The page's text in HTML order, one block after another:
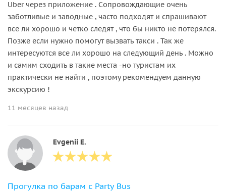
Uber через приложение . Сопровождающие очень
заботливые и заводные , часто подходят и спрашивают
все ли хорошо и четко следят , что бы никто не потерялся.
Позже если нужно помогут вызвать такси . Так же
интересуются все ли хорошо на следующий день . Можно
и самим сходить в такие места -но туристам их
практически не найти , поэтому рекомендуем данную
экскурсию !
11 месяцев назад
Evgenii E.
Прогулка по барам с Party Bus